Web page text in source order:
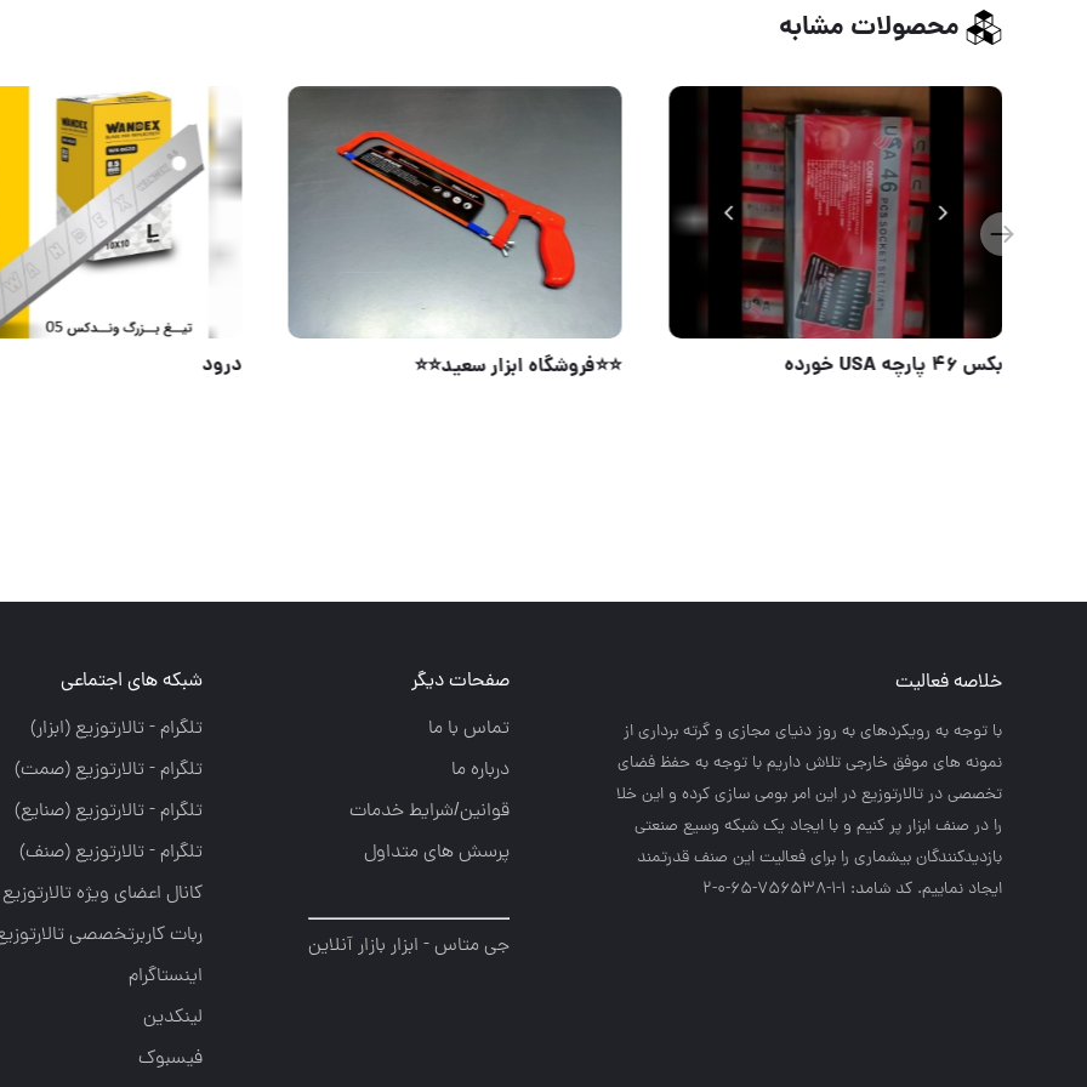
محصولات مشابه
گیره بغل میز سندان دار بکس 46 پارچه USA خورده ⭐️⭐️فروشگاه ابزار سعید⭐️⭐️
خلاصه فعالیت
با توجه به رويكردهاي به روز دنياي مجازي و گرته برداري از
نمونه هاي موفق خارجي تلاش داريم با توجه به حفظ فضاي
تخصصي در تالارتوزيع در اين امر بومي سازي كرده و اين خلا
را در صنف ابزار پر كنيم و با ايجاد يك شبكه وسيع صنعتي
بازديدكنندگان بيشماري را براي فعاليت اين صنف قدرتمند
ايجاد نماييم. کد شامد: 1-1-756538-65-0-2
صفحات دیگر
تماس با ما
درباره ما
قوانین/شرایط خدمات
پرسش های متداول
جی متاس - ابزار بازار آنلاین
شبکه های اجتماعی
تلگرام - تالارتوزيع (ابزار)
تلگرام - تالارتوزيع (صمت)
تلگرام - تالارتوزيع (صنايع)
تلگرام - تالارتوزیع (صنف)
کانال اعضای ویژه تالارتوزیع
ربات کاربرتخصصی
اینستاگرام
لینکدین
فیسبوک